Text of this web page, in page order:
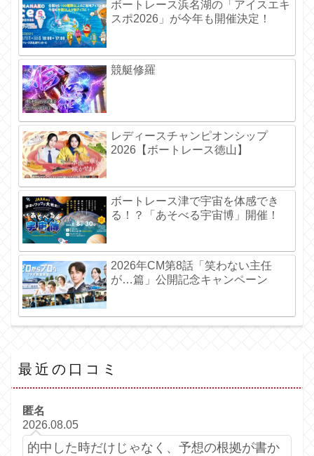
ボートレース浜名湖の「アイスエキ
スポ2026」が今年も開催決定！
競艇修羅
レディースチャンピオンシップ
2026【ボートレース徳山】
ボートレース津で宇宙を体感でき
る！？「あそべる宇宙博」開催！
2026年CM第8話「笑わない主任
が…篇」公開記念キャンペーン
最近の口コミ
匿名
2026.08.05
的中した時だけじゃなく、予想の根拠が書か